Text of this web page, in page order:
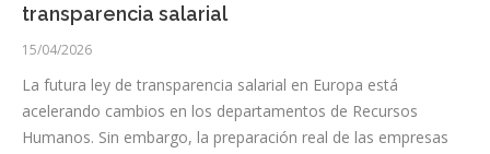
transparencia salarial
15/04/2026
La futura ley de transparencia salarial en Europa está
acelerando cambios en los departamentos de Recursos
Humanos. Sin embargo, la preparación real de las empresas